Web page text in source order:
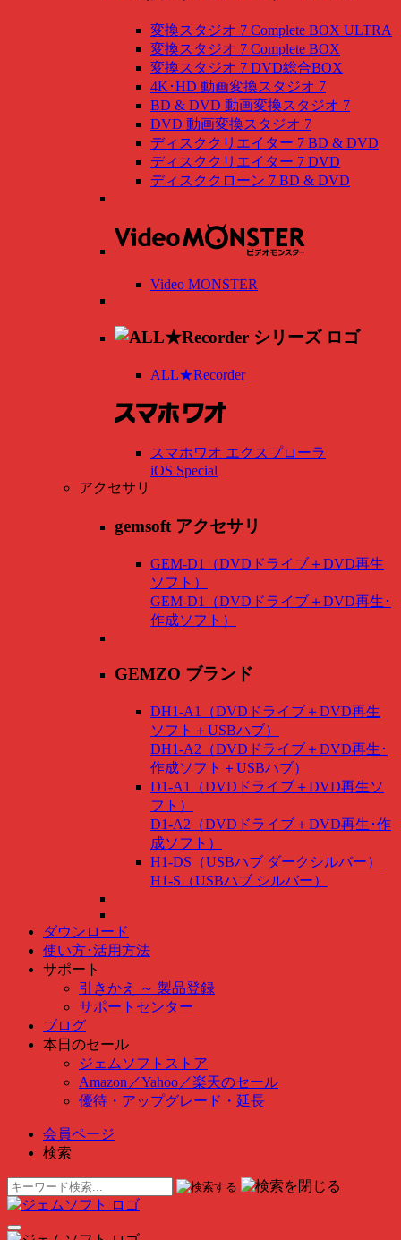
変換スタジオ 7 Complete BOX ULTRA
変換スタジオ 7 Complete BOX
変換スタジオ 7 DVD総合BOX
4K･HD 動画変換スタジオ 7
BD & DVD 動画変換スタジオ 7
DVD 動画変換スタジオ 7
ディスククリエイター 7 BD & DVD
ディスククリエイター 7 DVD
ディスククローン 7 BD & DVD
Video MONSTER
ALL★Recorder
スマホワオ エクスプローラ
iOS Special
アクセサリ
gemsoft アクセサリ
GEM-D1（DVDドライブ＋DVD再生
ソフト）
GEM-D1（DVDドライブ＋DVD再生･
作成ソフト）
GEMZO ブランド
DH1-A1（DVDドライブ＋DVD再生
ソフト＋USBハブ）
DH1-A2（DVDドライブ＋DVD再生･
作成ソフト＋USBハブ）
D1-A1（DVDドライブ＋DVD再生ソ
フト）
D1-A2（DVDドライブ＋DVD再生･作
成ソフト）
H1-DS（USBハブ ダークシルバー）
H1-S（USBハブ シルバー）
ダウンロード
使い方･活用方法
サポート
引きかえ ～ 製品登録
サポートセンター
ブログ
本日のセール
ジェムソフトストア
Amazon ／Yahoo ／楽天のセール
優待・アップグレード・延長
会員ページ
検索